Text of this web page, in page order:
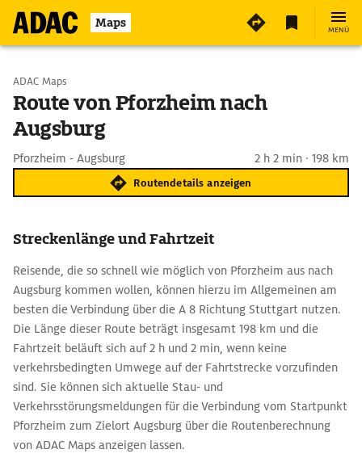
Maps MENÜ
Start wählen
Ziel eingeben
ADAC Maps
Route von Pforzheim nach
Augsburg
Pforzheim - Augsburg 2 h 2 min · 198 km
Routendetails anzeigen
Streckenlänge und Fahrtzeit
Reisende, die so schnell wie möglich von Pforzheim aus nach
Augsburg kommen wollen, können hierzu im Allgemeinen am
besten die Verbindung über die A 8 Richtung Stuttgart nutzen.
Die Länge dieser Route beträgt insgesamt 198 km und die
Fahrtzeit beläuft sich auf 2 h und 2 min, wenn keine
verkehrsbedingten Umwege auf der Fahrtstrecke vorzufinden
sind. Sie können sich aktuelle Stau- und
Verkehrsstörungsmeldungen für die Verbindung vom Startpunkt
Pforzheim zum Zielort Augsburg über die Routenberechnung
von ADAC Maps anzeigen lassen.